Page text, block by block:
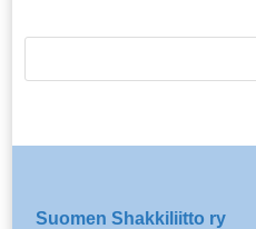
Suomen Shakkiliitto ry